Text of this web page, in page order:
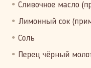
Сливочное масло
Лимонный сок
Соль
Перец чёрный